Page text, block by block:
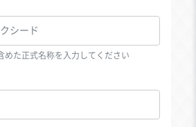
めた正式名称を入力してください